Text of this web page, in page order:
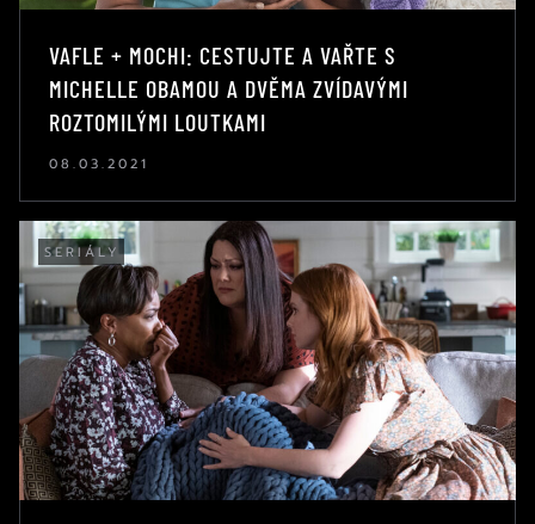
VAFLE + MOCHI: CESTUJTE A VAŘTE S
MICHELLE OBAMOU A DVĚMA ZVÍDAVÝMI
ROZTOMILÝMI LOUTKAMI
08.03.2021
SERIÁLY